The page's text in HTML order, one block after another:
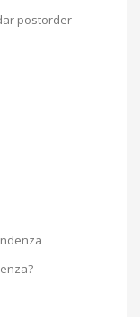
postorder